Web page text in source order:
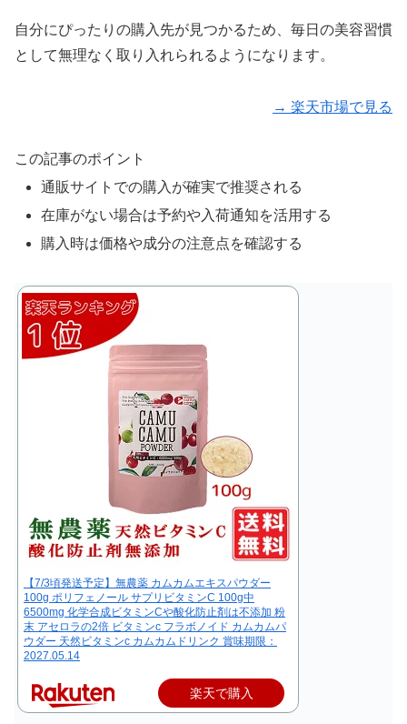
自分にぴったりの購入先が見つかるため、毎日の美容習慣
として無理なく取り入れられるようになります。
→ 楽天市場で見る
この記事のポイント
通販サイトでの購入が確実で推奨される
在庫がない場合は予約や入荷通知を活用する
購入時は価格や成分の注意点を確認する
【7/3頃発送予定】無農薬 カムカムエキスパウダー
100g ポリフェノール サプリビタミンC 100g中
6500mg 化学合成ビタミンCや酸化防止剤は不添加 粉
末 アセロラの2倍 ビタミンc フラボノイド カムカムパ
ウダー 天然ビタミンc カムカムドリンク 賞味期限：
2027.05.14
楽天で購入